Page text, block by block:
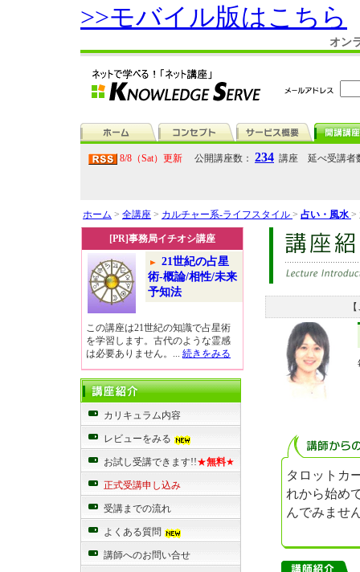
>>モバイル版はこちら
オン
8/8（Sat）更新 公開講座数： 234 講座 延べ受講者
ホーム > 全講座 > カルチャー系-ライフスタイル > 占い・風水 >
[PR]事務局イチオシ講座
21世紀の占星
術-概論/相性/未来
予知法
この講座は21世紀の知識で占星術
を学習します。古代のような霊感
は必要ありません。... 続きをみる
カリキュラム内容
レビューをみる
お試し受講できます!!★無料★
正式受講申し込み
受講までの流れ
よくある質問
講師へのお問い合せ
タロットカ
れから始め
んでみませ